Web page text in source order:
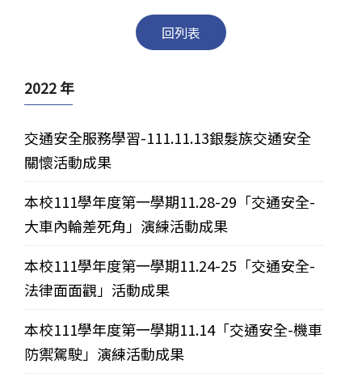
回列表
2022 年
交通安全服務學習-111.11.13銀髮族交通安全
關懷活動成果
本校111學年度第一學期11.28-29「交通安全-
大車內輪差死角」演練活動成果
本校111學年度第一學期11.24-25「交通安全-
法律面面觀」活動成果
本校111學年度第一學期11.14「交通安全-機車
防禦駕駛」演練活動成果